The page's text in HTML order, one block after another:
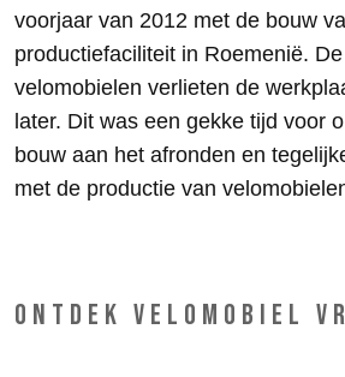
voorjaar van 2012 met de bouw
productiefaciliteit in Roemenië.
velomobielen verlieten de
later. Dit was een gekke tijd voor
bouw aan het afronden en
met de productie van
ONTDEK VELOMOBIEL